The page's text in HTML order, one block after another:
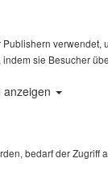
verwendet,
sie Besucher
anzeigen
bedarf der Zugriff